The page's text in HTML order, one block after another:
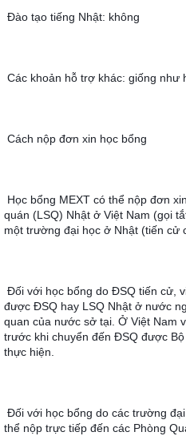
Đào tạo tiếng Nhật: không
Các khoản hỗ trợ khác: giống như
Cách nộp đơn xin học bổng
Học bổng MEXT có thể nộp đơn
quán (LSQ) Nhật ở Việt Nam (gọi
một trường đại học ở Nhật (tiến cử
Đối với học bổng do ÐSQ tiến cử,
được ÐSQ hay LSQ Nhật ở nước
quan của nước sở tại. Ở Việt Nam
trước khi chuyển đến ĐSQ được
thực hiện.
Đối với học bổng do các trường
thể nộp trực tiếp đến các Phòng